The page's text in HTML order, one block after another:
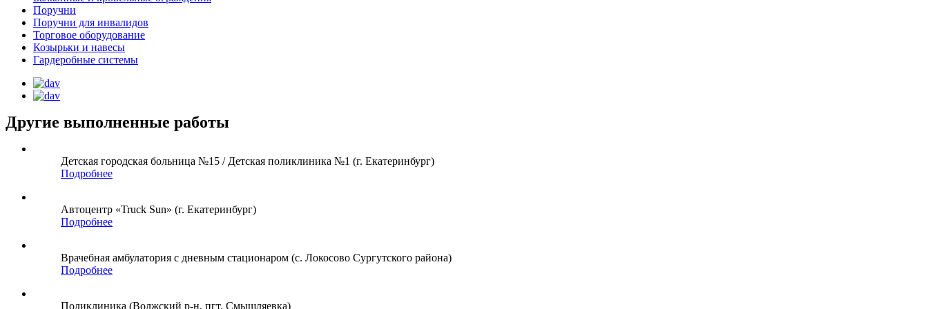
Поручни
Поручни для инвалидов
Торговое оборудование
Козырьки и навесы
Гардеробные системы
Другие выполненные работы
Детская городская больница №15 / Детская поликлиника №1 (г. Екатеринбург)
Подробнее
Автоцентр «Truck Sun» (г. Екатеринбург)
Подробнее
Врачебная амбулатория с дневным стационаром (с. Локосово Сургутского района)
Подробнее
Поликлиника (Волжский р-н, пгт. Смышляевка)